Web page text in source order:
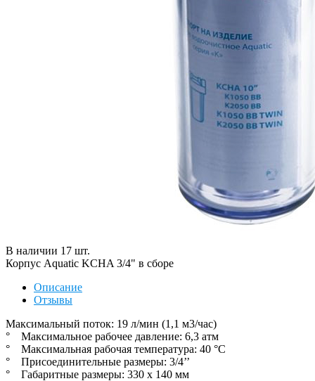
В наличии 17 шт.
Корпус Aquatic KCHA 3/4" в сборе
Описание
Отзывы
Максимальный поток: 19 л/мин (1,1 м3/час)
° Максимальное рабочее давление: 6,3 атм
° Максимальная рабочая температура: 40 °С
° Присоединительные размеры: 3/4’’
° Габаритные размеры: 330 x 140 мм